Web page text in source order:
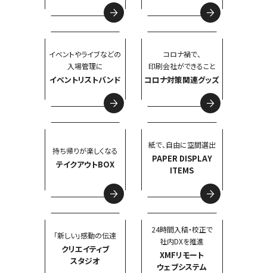
イベントやライブなどの
入場管理に
イベントリストバンド
コロナ禍で、
印刷会社ができること
コロナ対策関連グッズ
持ち帰りが楽しくなる
テイクアウトBOX
紙で、自由に空間選出
PAPER DISPLAY
ITEMS
「新しい」感動の伝達
クリエイティブ
スタジオ
24時間入稿・校正で
社内DXを推進
XMFリモート
ウェブシステム